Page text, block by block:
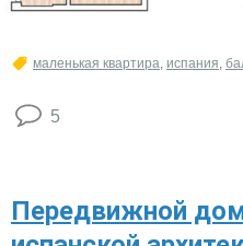
маленькая квартира, испания,
5
Передвижной